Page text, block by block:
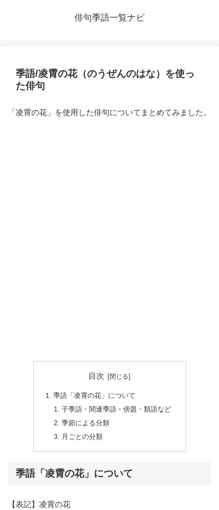
俳句季語一覧ナビ
季語/凌霄の花（のうぜんのはな）を使っ
た俳句
「凌霄の花」を使用した俳句についてまとめてみました。
目次
季語「凌霄の花」について
子季語・関連季語・傍題・類語など
季節による分類
月ごとの分類
季語「凌霄の花」について
【表記】凌霄の花